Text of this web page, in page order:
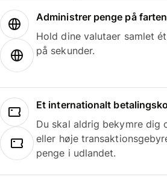
Administrer penge på
Hold dine valutaer samlet
på sekunder.
Et internationalt
Du skal aldrig bekymre dig
eller høje
penge i udlandet.